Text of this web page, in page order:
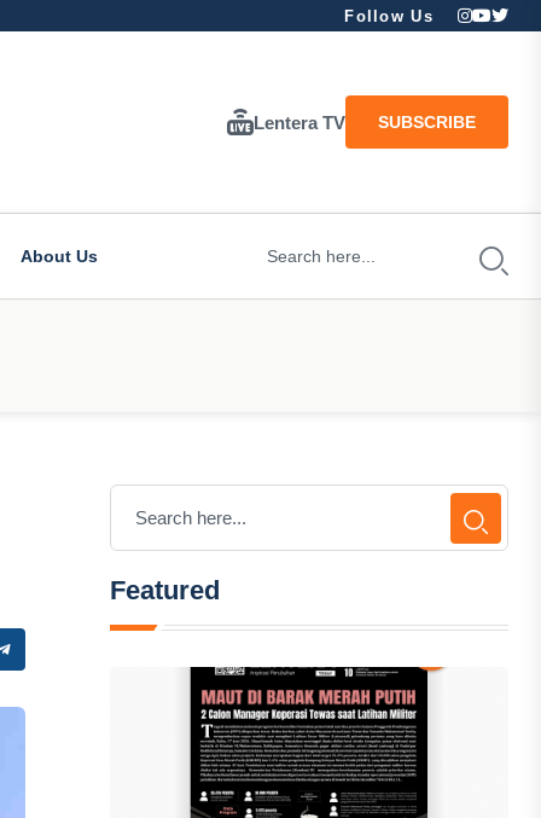
Follow Us
Lentera TV SUBSCRIBE
About Us
Featured